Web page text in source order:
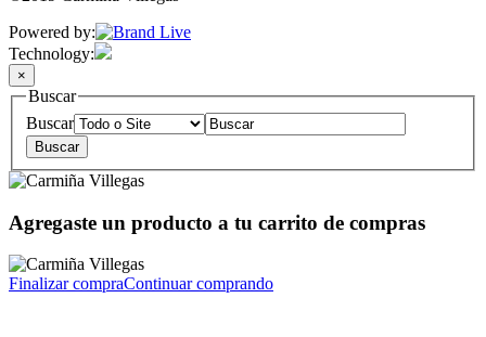
Powered by:
Technology:
×
Buscar
Buscar
Agregaste un producto a tu carrito de compras
Finalizar compraContinuar comprando